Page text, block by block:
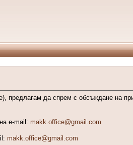
предлагам да спрем с обсъждане на
e-mail: makk.office@gmail.com
makk.office@gmail.com